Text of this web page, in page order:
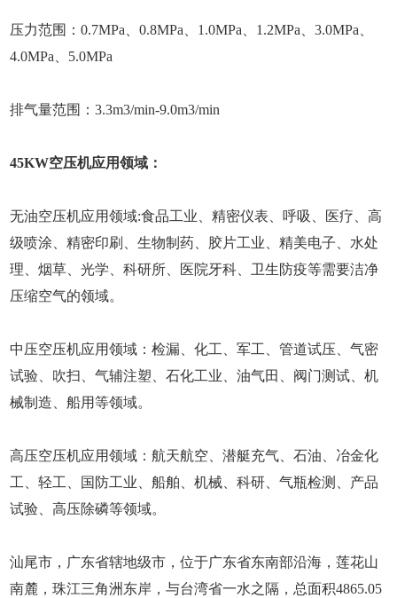
压力范围：0.7MPa、0.8MPa、1.0MPa、1.2MPa、3.0MPa、
4.0MPa、5.0MPa
排气量范围：3.3m3/min-9.0m3/min
45KW空压机应用领域：
无油空压机应用领域:食品工业、精密仪表、呼吸、医疗、高
级喷涂、精密印刷、生物制药、胶片工业、精美电子、水处
理、烟草、光学、科研所、医院牙科、卫生防疫等需要洁净
压缩空气的领域。
中压空压机应用领域：检漏、化工、军工、管道试压、气密
试验、吹扫、气辅注塑、石化工业、油气田、阀门测试、机
械制造、船用等领域。
高压空压机应用领域：航天航空、潜艇充气、石油、冶金化
工、轻工、国防工业、船舶、机械、科研、气瓶检测、产品
试验、高压除磷等领域。
汕尾市，广东省辖地级市，位于广东省东南部沿海，莲花山
南麓，珠江三角洲东岸，与台湾省一水之隔，总面积4865.05